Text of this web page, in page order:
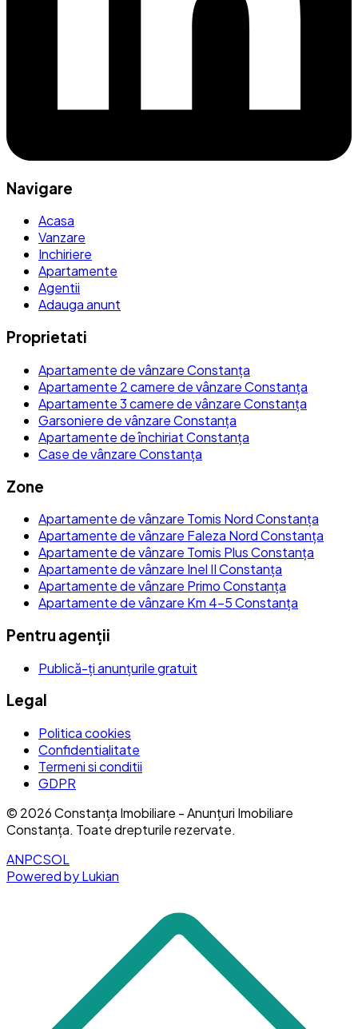
Navigare
Acasa
Vanzare
Inchiriere
Apartamente
Agentii
Adauga anunt
Proprietati
Apartamente de vânzare Constanța
Apartamente 2 camere de vânzare Constanța
Apartamente 3 camere de vânzare Constanța
Garsoniere de vânzare Constanța
Apartamente de închiriat Constanța
Case de vânzare Constanța
Zone
Apartamente de vânzare Tomis Nord Constanța
Apartamente de vânzare Faleza Nord Constanța
Apartamente de vânzare Tomis Plus Constanța
Apartamente de vânzare Inel II Constanța
Apartamente de vânzare Primo Constanța
Apartamente de vânzare Km 4-5 Constanța
Pentru agenții
Publică-ți anunțurile gratuit
Legal
Politica cookies
Confidentialitate
Termeni si conditii
GDPR
© 2026Constanța Imobiliare - Anunțuri Imobiliare
Constanța. Toate drepturile rezervate.
ANPCSOL
Powered by Lukian